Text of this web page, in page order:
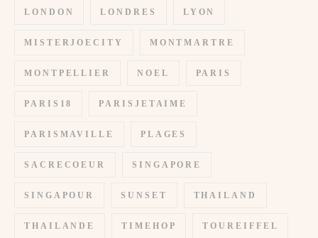
LONDON LONDRES LYON
MISTERJOECITY MONTMARTRE
MONTPELLIER NOEL PARIS
PARIS18 PARISJETAIME
PARISMAVILLE PLAGES
SACRECOEUR SINGAPORE
SINGAPOUR SUNSET THAILAND
THAILANDE TIMEHOP TOUREIFFEL